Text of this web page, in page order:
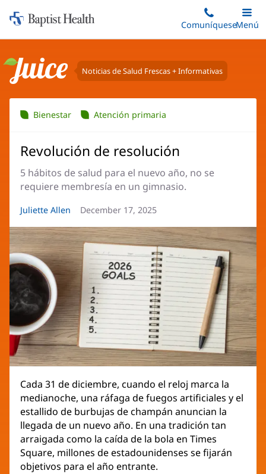
al
principal
Iniciar:
Baptist
ComuníqueseMenú
Juice Noticias de Salud Frescas + Informativas
Bienestar Atención primaria
Revolución de resolución
5 hábitos de salud para el nuevo año, no se
requiere membresía en un gimnasio.
Autor
artículo:
Juliette Allen
Fecha
artículo:
December 17, 2025
Cada 31 de diciembre, cuando el reloj marca la
medianoche, una ráfaga de fuegos artificiales y el
estallido de burbujas de champán anuncian la
llegada de un nuevo año. En una tradición tan
arraigada como la caída de la bola en Times
Square, millones de estadounidenses se fijarán
objetivos para el año entrante.